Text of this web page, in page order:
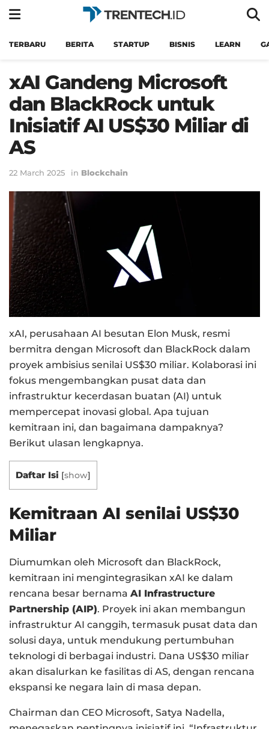
TERBARU BERITA STARTUP BISNIS LEARN
xAI Gandeng Microsoft
dan BlackRock untuk
Inisiatif AI US$30 Miliar di
AS
22 March 2025 in Blockchain
xAI, perusahaan AI besutan Elon Musk, resmi
bermitra dengan Microsoft dan BlackRock dalam
proyek ambisius senilai US$30 miliar. Kolaborasi ini
fokus mengembangkan pusat data dan
infrastruktur kecerdasan buatan (AI) untuk
mempercepat inovasi global. Apa tujuan
kemitraan ini, dan bagaimana dampaknya?
Berikut ulasan lengkapnya.
Daftar Isi [show]
Kemitraan AI senilai US$30
Miliar
Diumumkan oleh Microsoft dan BlackRock,
kemitraan ini mengintegrasikan xAI ke dalam
rencana besar bernama AI Infrastructure
Partnership (AIP). Proyek ini akan membangun
infrastruktur AI canggih, termasuk pusat data dan
solusi daya, untuk mendukung pertumbuhan
teknologi di berbagai industri. Dana US$30 miliar
akan disalurkan ke fasilitas di AS, dengan rencana
ekspansi ke negara lain di masa depan.
Chairman dan CEO Microsoft, Satya Nadella,